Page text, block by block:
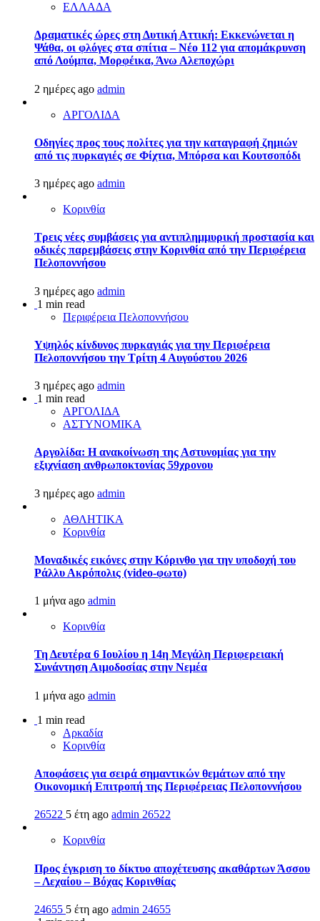
ΕΛΛΑΔΑ
Δραματικές ώρες στη Δυτική Αττική: Εκκενώνεται η
Ψάθα, οι φλόγες στα σπίτια – Νέο 112 για απομάκρυνση
από Λούμπα, Μορφέικα, Άνω Αλεποχώρι
2 ημέρες ago admin
ΑΡΓΟΛΙΔΑ
Οδηγίες προς τους πολίτες για την καταγραφή ζημιών
από τις πυρκαγιές σε Φίχτια, Μπόρσα και Κουτσοπόδι
3 ημέρες ago admin
Κορινθία
Τρεις νέες συμβάσεις για αντιπλημμυρική προστασία και
οδικές παρεμβάσεις στην Κορινθία από την Περιφέρεια
Πελοποννήσου
3 ημέρες ago admin
1 min read
Περιφέρεια Πελοποννήσου
Υψηλός κίνδυνος πυρκαγιάς για την Περιφέρεια
Πελοποννήσου την Τρίτη 4 Αυγούστου 2026
3 ημέρες ago admin
1 min read
ΑΡΓΟΛΙΔΑ
ΑΣΤΥΝΟΜΙΚΑ
Αργολίδα: Η ανακοίνωση της Αστυνομίας για την
εξιχνίαση ανθρωποκτονίας 59χρονου
3 ημέρες ago admin
ΑΘΛΗΤΙΚΑ
Κορινθία
Μοναδικές εικόνες στην Κόρινθο για την υποδοχή του
Ράλλυ Ακρόπολις (video-φωτο)
1 μήνα ago admin
Κορινθία
Τη Δευτέρα 6 Ιουλίου η 14η Μεγάλη Περιφερειακή
Συνάντηση Αιμοδοσίας στην Νεμέα
1 μήνα ago admin
1 min read
Αρκαδία
Κορινθία
Αποφάσεις για σειρά σημαντικών θεμάτων από την
Οικονομική Επιτροπή της Περιφέρειας Πελοποννήσου
26522 5 έτη ago admin 26522
Κορινθία
Προς έγκριση το δίκτυο αποχέτευσης ακαθάρτων Άσσου
– Λεχαίου – Βόχας Κορινθίας
24655 5 έτη ago admin 24655